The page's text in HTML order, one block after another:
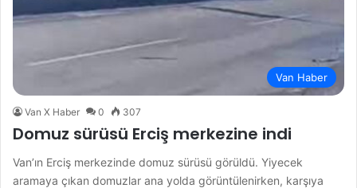
Van Haber
Van X Haber 0 307
Domuz sürüsü Erciş merkezine indi
Van’ın Erciş merkezinde domuz sürüsü görüldü. Yiyecek
aramaya çıkan domuzlar ana yolda görüntülenirken, karşıya